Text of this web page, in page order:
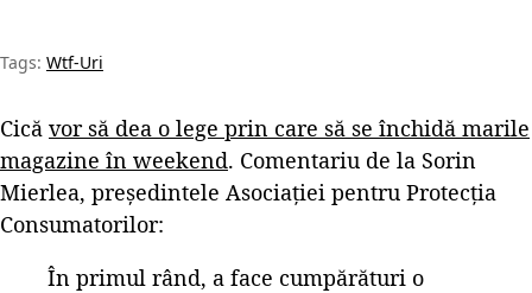
Tags: Wtf-Uri
Cică vor să dea o lege prin care să se închidă marile
magazine în weekend. Comentariu de la Sorin
Mierlea, președintele Asociației pentru Protecția
Consumatorilor:
În primul rând, a face cumpărături o